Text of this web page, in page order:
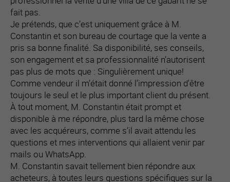
fait pas.
Je prétends, que c’est uniquement grâce à M.
Constantin et son bureau de courtage que la vente a
pris sa bonne finalité. Sa disponibilité, ses conseils,
son engagement et sa professionnalité n’autorisent
pas plus de mots que : Singulièrement unique!
Comme vendeur il m’était donné l’impression d'être
toujours le seul et le plus important client du présent.
À tout moment, M. Constantin était prompt et
disponible à me répondre, plus tard la même chose
avec les acquéreurs, comme s’il avait attendu les
questions et mes interventions qui allaient venir par
mails ou WhatsApp.
M. Constantin savait tellement bien répondre aux
acheteurs, à toutes leurs questions spécifiques sur la